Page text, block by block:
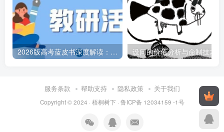
2026版高考蓝皮书深度解读：命题方向、趋势与分层备考策略 设问的价值分析与命制技术
服务条款 帮助支持 隐私政策 关于我们
Copyright © 2024 · 梧桐树下· 鲁ICP备 12034159 -1号